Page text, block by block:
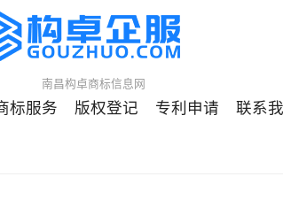
南昌构卓商标信息网
标服务 版权登记 专利申请 联系我